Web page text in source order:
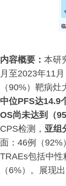
内容概要： 本研
月至2023年11
（90%）靶病
中位PFS达14.9
OS尚未达到（
CPS检测， 亚组
面：46例（
TRAEs包括中
（6%）。展现